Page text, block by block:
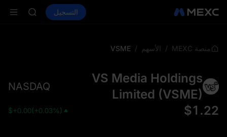
الأسواق العقود الفوريةالتسجيل
AAOI
اشتراك سوق
منصة MEXC / الأسهم /
VSME
VS Media Holdings
Limited (VSME)
NASDAQ
$1.22
$+0.00(+0.03%)